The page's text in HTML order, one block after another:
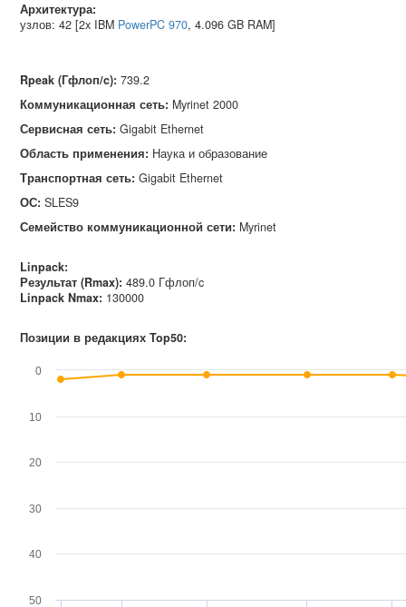
Архитектура:
узлов: 42 [2x IBM PowerPC 970, 4.096 GB RAM]
Rpeak (Гфлоп/c): 739.2
Коммуникационная сеть: Myrinet 2000
Сервисная сеть: Gigabit Ethernet
Область применения: Наука и образование
Транспортная сеть: Gigabit Ethernet
ОС: SLES9
Семейство коммуникационной сети: Myrinet
Linpack:
Результат (Rmax): 489.0 Гфлоп/c
Linpack Nmax: 130000
Позиции в редакциях Top50:
0
10
20
30
40
50